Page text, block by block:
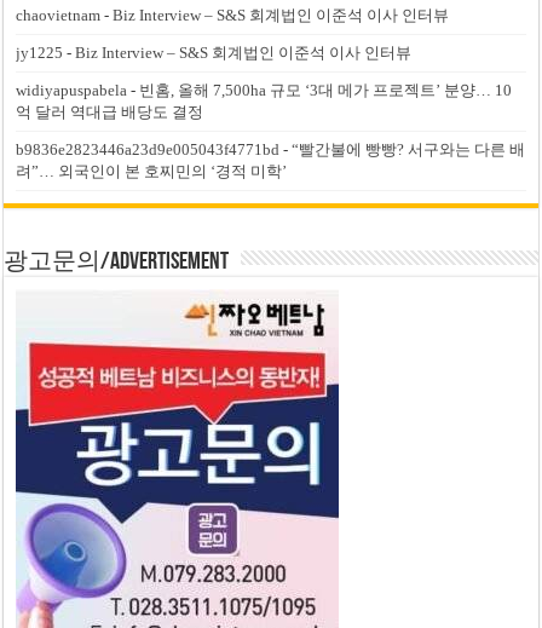
chaovietnam -Biz Interview – S&S 회계법인 이준석 이사 인터뷰
jy1225 -Biz Interview – S&S 회계법인 이준석 이사 인터뷰
widiyapuspabela - 빈홈, 올해 7,500ha 규모 ‘3대 메가 프로젝트’ 분양… 10
억 달러 역대급 배당도 결정
b9836e2823446a23d9e005043f4771bd -“빨간불에 빵빵? 서구와는 다른 배
려”… 외국인이 본 호찌민의 ‘경적 미학’
광고문의/Advertisement